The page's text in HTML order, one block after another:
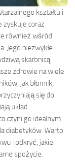
kształtu i
zyskuje coraz
również wśród
Jego niezwykłe
skarbnicą
zdrowie na wiele
jak błonnik,
się do
układ
czyni go idealnym
diabetyków. Warto
i odkryć, jakie
spożycie.